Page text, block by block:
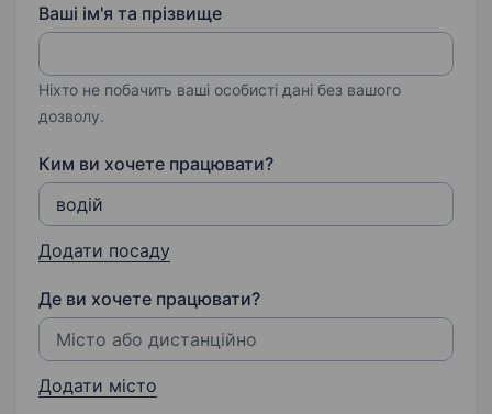
Ваші ім'я та прізвище
Ніхто не побачить ваші особисті дані без вашого
дозволу.
Ким ви хочете працювати?
Додати посаду
Де ви хочете працювати?
Додати місто